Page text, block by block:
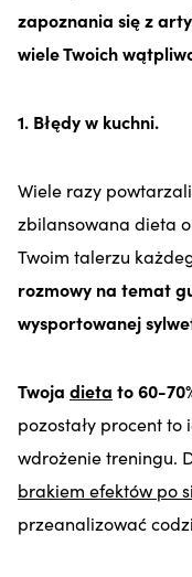
zapoznania się z
wiele Twoich
1. Błędy w kuchni.
Wiele razy
zbilansowana dieta
Twoim talerzu
rozmowy na temat
wysportowanej
Twoja dieta to 60-
pozostały procent
wdrożenie treningu.
brakiem efektów po
przeanalizować